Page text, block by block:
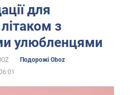
для
з
улюбленцями
Подорожі Oboz